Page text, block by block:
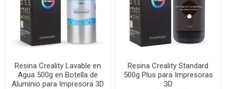
Resina Creality Lavable en
Agua 500g en Botella de
Aluminio para Impresora 3D
Resina Creality Standard
500g Plus para Impresoras
3D